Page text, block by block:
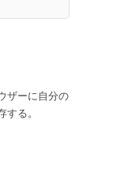
ザーに自分の
る。